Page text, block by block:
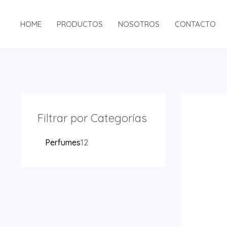
HOME PRODUCTOS NOSOTROS CONTACTO
Filtrar por Categorías
Perfumes12
2
c